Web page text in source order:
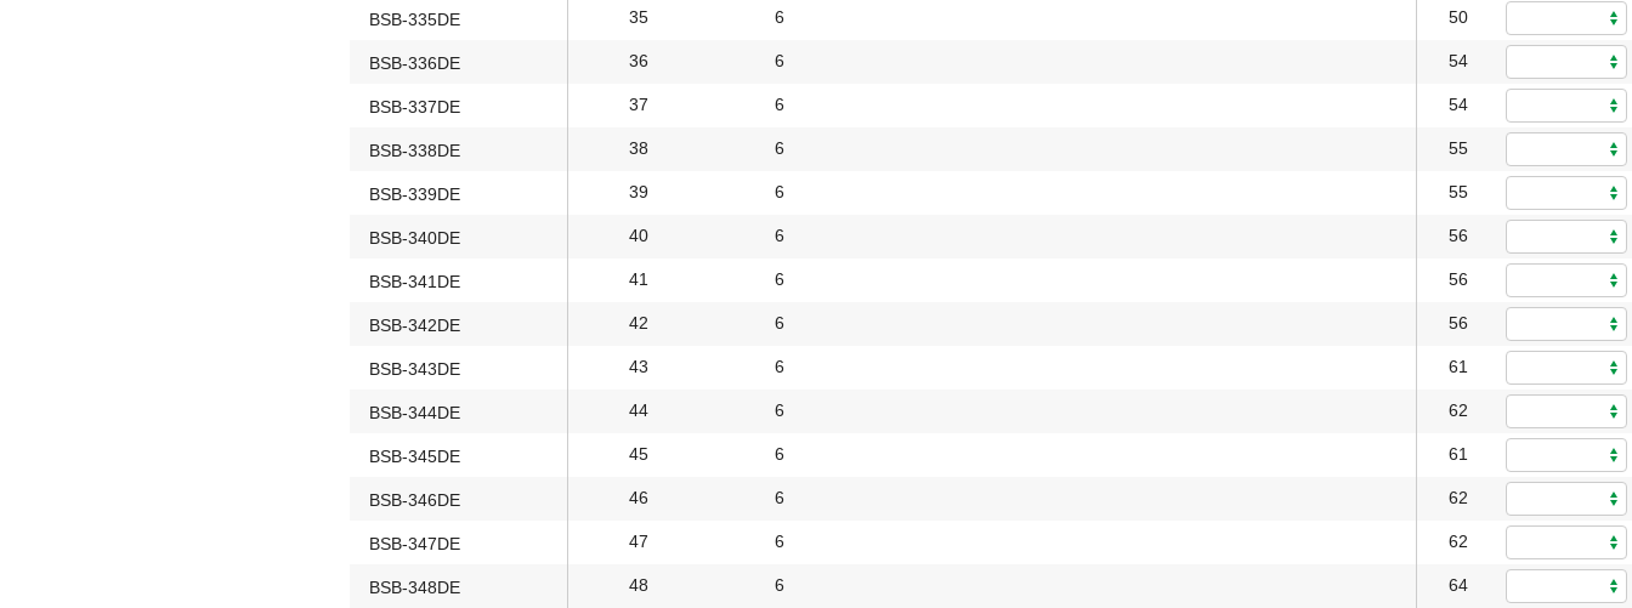
BSB-335DE 35 6 50
BSB-336DE 36 6 54
BSB-337DE 37 6 54
BSB-338DE 38 6 55
BSB-339DE 39 6 55
BSB-340DE 40 6 56
BSB-341DE 41 6 56
BSB-342DE 42 6 56
BSB-343DE 43 6 61
BSB-344DE 44 6 62
BSB-345DE 45 6 61
BSB-346DE 46 6 62
BSB-347DE 47 6 62
BSB-348DE 48 6 64